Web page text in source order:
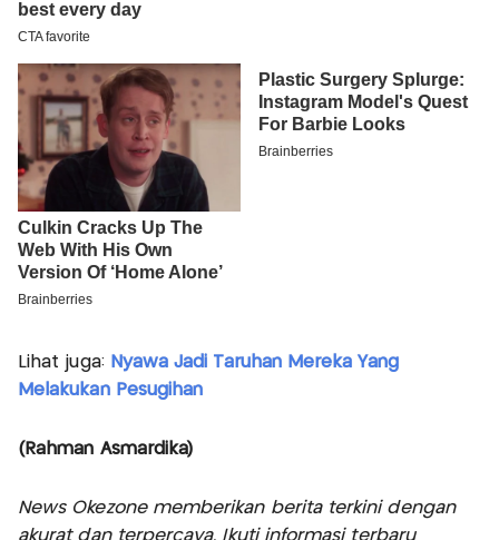
Lihat juga: Nyawa Jadi Taruhan Mereka Yang
Melakukan Pesugihan
(Rahman Asmardika)
News Okezone memberikan berita terkini dengan
akurat dan terpercaya. Ikuti informasi terbaru